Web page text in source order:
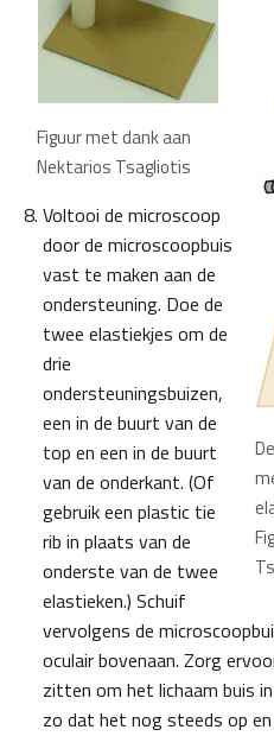
Figuur met dank aan
Nektarios Tsagliotis
Voltooi de microscoop
door de microscoopbuis
vast te maken aan de
ondersteuning. Doe de
twee elastiekjes om de
drie
ondersteuningsbuizen,
een in de buurt van de
top en een in de buurt
van de onderkant. (Of
gebruik een plastic tie
rib in plaats van de
onderste van de twee
elastieken.) Schuif
vervolgens de
oculair bovenaan. Zorg
zitten om het lichaam buis
zo dat het nog steeds op en